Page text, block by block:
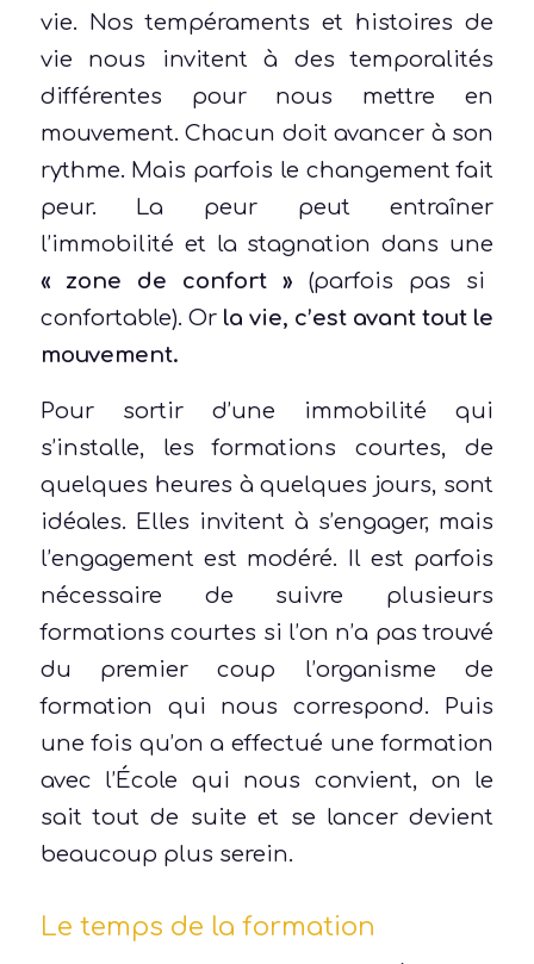
vie. Nos tempéraments et histoires de
vie nous invitent à des temporalités
différentes pour nous mettre en
mouvement. Chacun doit avancer à son
rythme. Mais parfois le changement fait
peur. La peur peut entraîner
l’immobilité et la stagnation dans une
« zone de confort » (parfois pas si
confortable). Or la vie, c’est avant tout le
mouvement.
Pour sortir d’une immobilité qui
s’installe, les formations courtes, de
quelques heures à quelques jours, sont
idéales. Elles invitent à s’engager, mais
l’engagement est modéré. Il est parfois
nécessaire de suivre plusieurs
formations courtes si l’on n’a pas trouvé
du premier coup l’organisme de
formation qui nous correspond. Puis
une fois qu’on a effectué une formation
avec l’École qui nous convient, on le
sait tout de suite et se lancer devient
beaucoup plus serein.
Le temps de la formation